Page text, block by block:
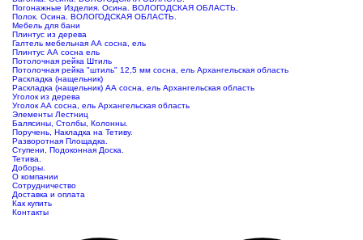
Погонажные Изделия. Осина. ВОЛОГОДСКАЯ ОБЛАСТЬ.
Полок. Осина. ВОЛОГОДСКАЯ ОБЛАСТЬ.
Мебель для бани
Плинтус из дерева
Галтель мебельная АА сосна, ель
Плинтус АА сосна ель
Потолочная рейка Штиль
Потолочная рейка "штиль" 12,5 мм сосна, ель Архангельская область
Раскладка (нащельник)
Раскладка (нащельник) АА сосна, ель Архангельская область
Уголок из дерева
Уголок АА сосна, ель Архангельская область
Элементы Лестниц
Балясины, Столбы, Колонны.
Поручень, Накладка на Тетиву.
Разворотная Площадка.
Ступени, Подоконная Доска.
Тетива.
Доборы.
О компании
Сотрудничество
Доставка и оплата
Как купить
Контакты